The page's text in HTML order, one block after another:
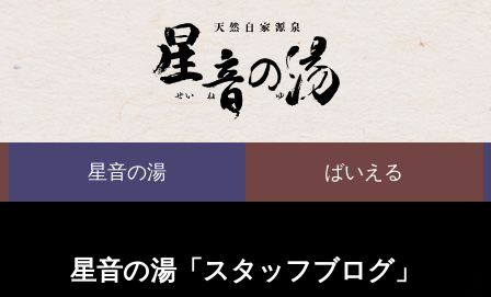
ばいえる
星音の湯 ばいえる
星音の湯「スタッフブログ」